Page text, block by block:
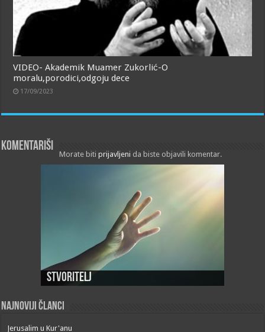
VIDEO- Akademik Muamer Zukorlić-O
moralu,porodici,odgoju dece
17/09/2023
Komentariši
Morate bitiprijavljeni da biste objavili komentar.
Stvoritelj
Najnoviji članci
Jerusalim u Kur'anu